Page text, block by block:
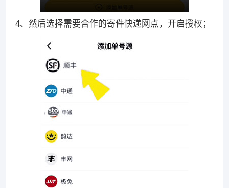
4、然后选择需要合作的寄件快递网点，开启授权；